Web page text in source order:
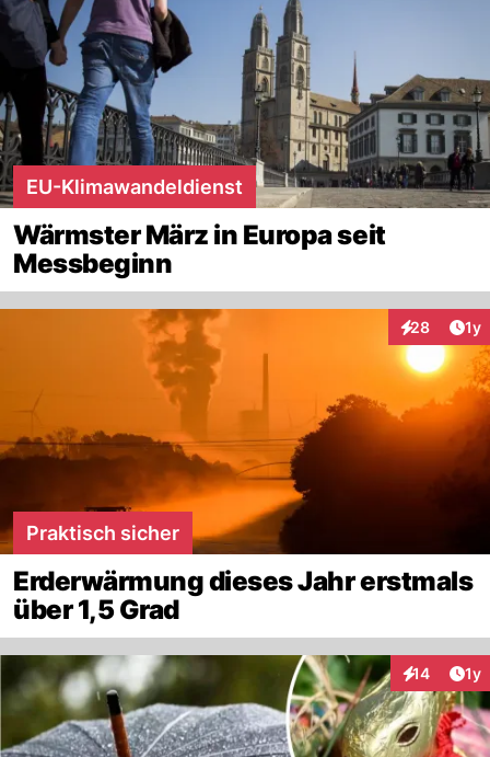
EU-Klimawandeldienst
Wärmster März in Europa seit
Messbeginn
28 1y
Praktisch sicher
Erderwärmung dieses Jahr erstmals
über 1,5 Grad
14 1y